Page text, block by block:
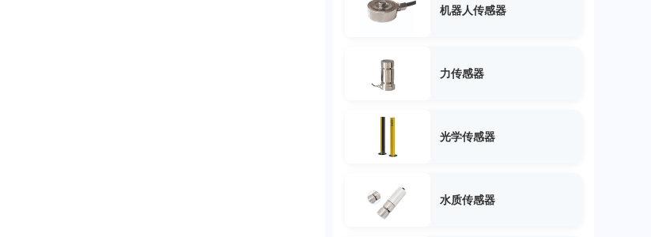
机器人传感器
力传感器
光学传感器
水质传感器